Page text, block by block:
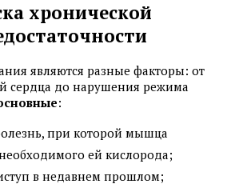
хронической
являются разные факторы: от
сердца до нарушения режима
:
при которой мышца
ей кислорода;
в недавнем прошлом;